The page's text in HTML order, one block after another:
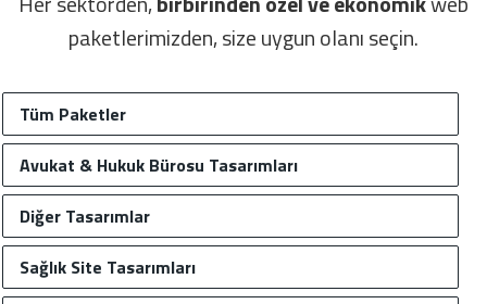
paketlerimizden, size uygun olanı seçin.
Tüm Paketler
Avukat & Hukuk Bürosu Tasarımları
Diğer Tasarımlar
Sağlık Site Tasarımları
Henüz Hesabınız Yok mu?